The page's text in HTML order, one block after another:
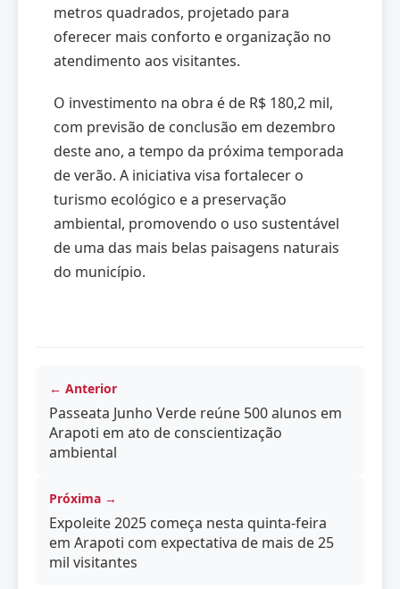
metros quadrados, projetado para
oferecer mais conforto e organização no
atendimento aos visitantes.
O investimento na obra é de R$ 180,2 mil,
com previsão de conclusão em dezembro
deste ano, a tempo da próxima temporada
de verão. A iniciativa visa fortalecer o
turismo ecológico e a preservação
ambiental, promovendo o uso sustentável
de uma das mais belas paisagens naturais
do município.
← Anterior
Passeata Junho Verde reúne 500 alunos em
Arapoti em ato de conscientização
ambiental
Próxima →
Expoleite 2025 começa nesta quinta-feira
em Arapoti com expectativa de mais de 25
mil visitantes